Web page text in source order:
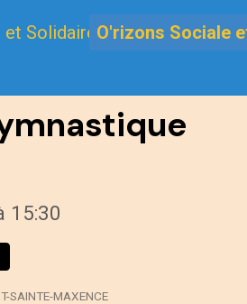
O'rizons Sociale
15:30
SAINTE-MAXENCE